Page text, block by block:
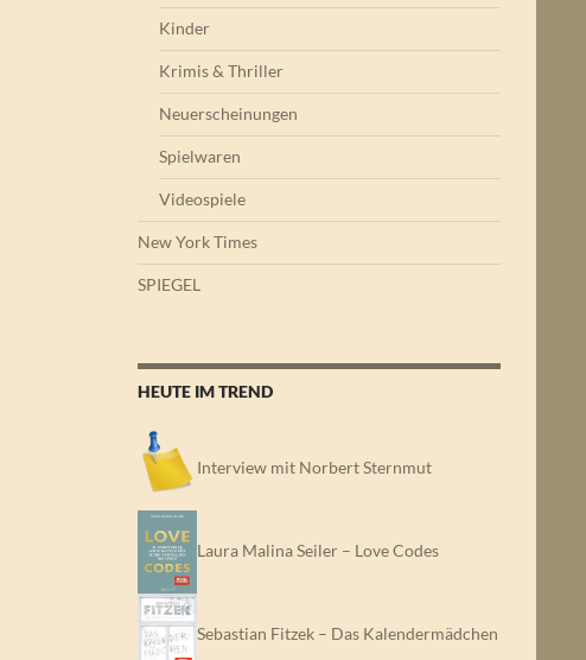
Kinder
Krimis & Thriller
Neuerscheinungen
Spielwaren
Videospiele
New York Times
SPIEGEL
HEUTE IM TREND
Interview mit Norbert Sternmut
Laura Malina Seiler – Love Codes
Sebastian Fitzek – Das Kalendermädchen